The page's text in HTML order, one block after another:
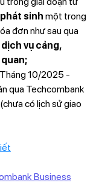
sinh một trong
đơn như sau qua
vụ cảng,
10/2025 -
qua Techcombank
có lịch sử giao
Business